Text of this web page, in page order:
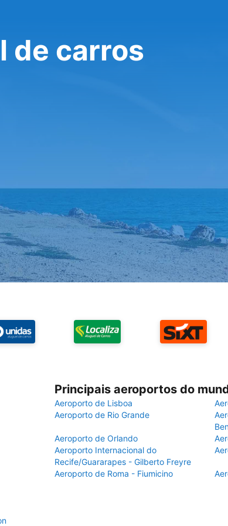
de carros
Principais aeroportos do
Aeroporto de Lisboa
Aeroporto de Rio Grande
Aeroporto de Orlando
Aeroporto Internacional do
Recife/Guararapes - Gilberto Freyre
Aeroporto de Roma - Fiumicino